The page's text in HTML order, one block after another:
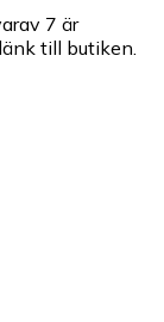
7 är
till butiken.